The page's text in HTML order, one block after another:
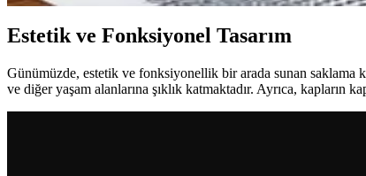
Estetik ve Fonksiyonel Tasarım
Günümüzde, estetik ve fonksiyonellik bir arada sunan saklama
ve diğer yaşam alanlarına şıklık katmaktadır. Ayrıca, kapların